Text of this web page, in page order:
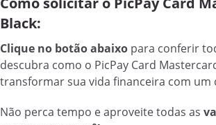
Black:
Clique no botão abaixo para conferir
descubra como o PicPay Card
transformar sua vida financeira com um
Não perca tempo e aproveite todas as